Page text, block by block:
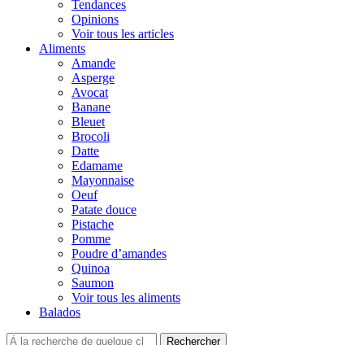
Tendances
Opinions
Voir tous les articles
Aliments
Amande
Asperge
Avocat
Banane
Bleuet
Brocoli
Datte
Edamame
Mayonnaise
Oeuf
Patate douce
Pistache
Pomme
Poudre d’amandes
Quinoa
Saumon
Voir tous les aliments
Balados